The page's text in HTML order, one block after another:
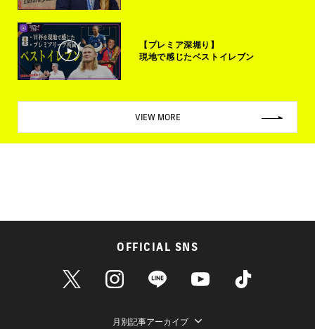
【プレミア深堀り】
現地で感じたベストイレブン
VIEW MORE
OFFICIAL SNS
月別記事アーカイブ